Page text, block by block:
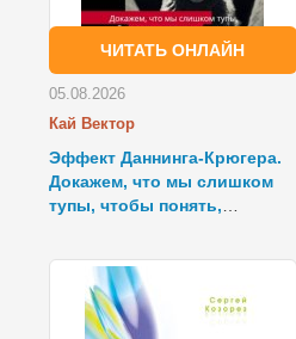
ЧИТАТЬ ОНЛАЙН
05.08.2026
Кай Вектор
Эффект Даннинга-Крюгера.
Докажем, что мы слишком
тупы, чтобы понять,